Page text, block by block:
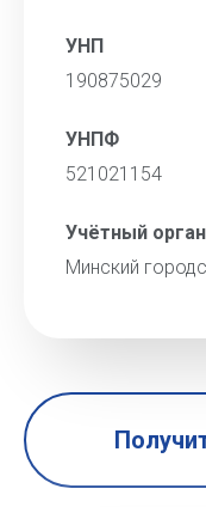
УНП
190875029
УНПФ
521021154
Учётный орган
Минский